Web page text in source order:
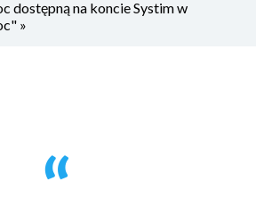
dostępną na koncie Systim w
»